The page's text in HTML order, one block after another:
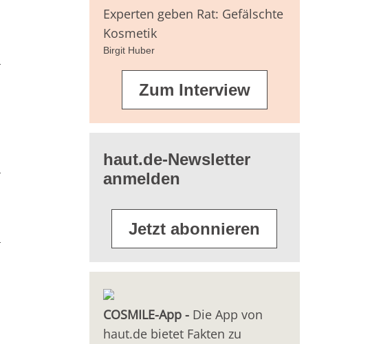
Fragen
Weiterführende
Experten geben Rat: Gefälschte
Kosmetik
Birgit Huber
Zum Interview
haut.de-Newsletter
anmelden
Jetzt abonnieren
COSMILE-App - Die App von
haut.de bietet Fakten zu